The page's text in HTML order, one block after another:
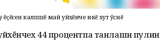
калӑпӑшӗ май уйӑхӗнче икӗ хут ӳснӗ
44 процентпа танлашнӑ пулин